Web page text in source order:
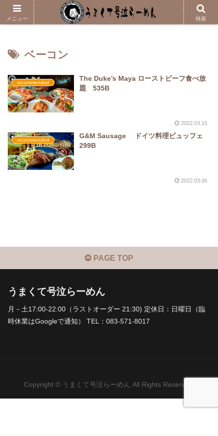
メニューはこちら
ベーコン
recommended
The Duke’s Maya ローストビーフ食べ放
題 535B
2022.03.15
recommended
G&M Sausage ドイツ料理ビュッフェ
299B
2022.03.06
PAGE TOP
うまくて号泣らーめん
月－土17:00-22:00（ラストオーダー 21:30) 定休日：日曜日（臨
時休業はGoogleで通知） TEL：083-571-8017
Copyright © うまくて号泣らーめん All Rights Reserved.
メニュー 検索